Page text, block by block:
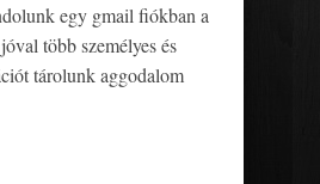
egy gmail fiókban a
több személyes és
tárolunk aggodalom